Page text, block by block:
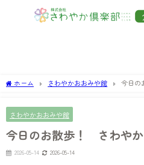
ホーム さわやかおおみや館 今日の
さわやかおおみや館
今日のお散歩！ さわや
2026-05-14 2026-05-14